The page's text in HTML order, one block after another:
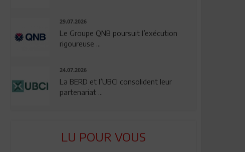
29.07.2026
Le Groupe QNB poursuit l’exécution
rigoureuse ...
24.07.2026
La BERD et l’UBCI consolident leur
partenariat ...
LU POUR VOUS